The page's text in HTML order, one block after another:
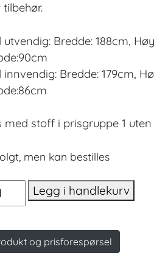
tilbehør.
utvendig: Bredde: 188cm,
innvendig: Bredde: 179cm,
med stoff i prisgruppe 1
men kan bestilles
Legg i handlekurv
og prisforespørsel